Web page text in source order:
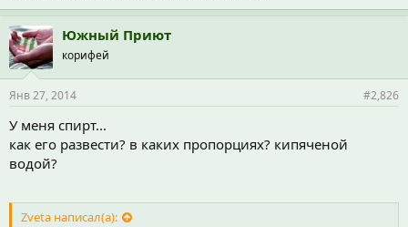
Южный Приют
корифей
Янв 27, 2014 #2,826
У меня спирт...
как его развести? в каких пропорциях? кипяченой
водой?
Zveta написал(а):